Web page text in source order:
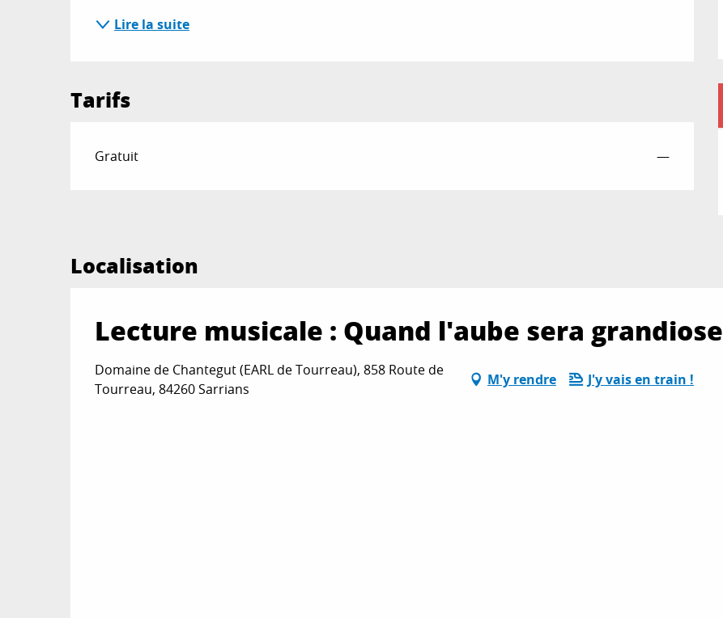
Lire la suite
Tarifs
Gratuit —
Localisation
Lecture musicale : Quand l'aube sera grandiose
Domaine de Chantegut (EARL de Tourreau), 858 Route de
Tourreau, 84260 Sarrians
M'y rendre J'y vais en train !